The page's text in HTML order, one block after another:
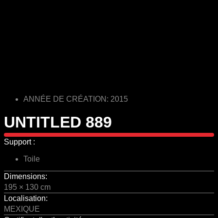
ANNÉE DE CRÉATION: 2015
UNTITLED 889
Support :
Toile
Dimensions:
195 × 130 cm
Localisation:
MEXIQUE